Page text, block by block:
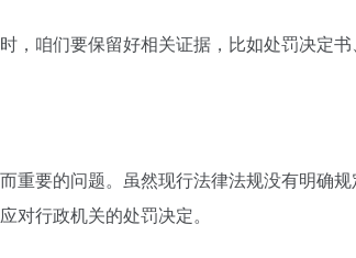
，咱们要保留好相关证据，比如处罚决定
重要的问题。虽然现行法律法规没有明确
对行政机关的处罚决定。